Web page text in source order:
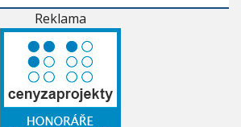
Reklama